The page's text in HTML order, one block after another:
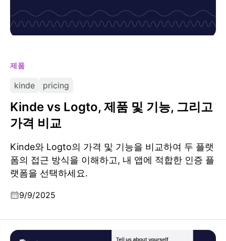
제품
kinde pricing
Kinde vs Logto, 제품 및 기능, 그리고
가격 비교
Kinde와 Logto의 가격 및 기능을 비교하여 두 플랫
폼의 접근 방식을 이해하고, 내 앱에 적합한 인증 플
랫폼을 선택하세요.
9/9/2025
온라인 가입 양식 빌더: 인증부터 사용자 프로필 수집까지